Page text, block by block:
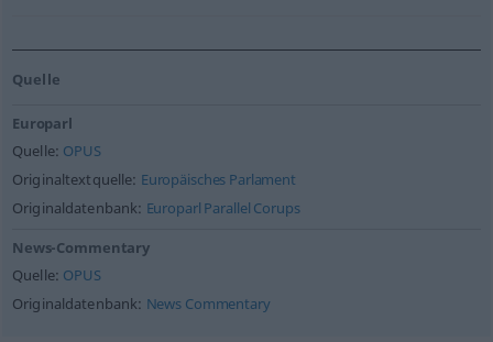
Quelle
Europarl
Quelle: OPUS
Originaltextquelle: Europäisches Parlament
Originaldatenbank: Europarl Parallel Corups
News-Commentary
Quelle: OPUS
Originaldatenbank: News Commentary